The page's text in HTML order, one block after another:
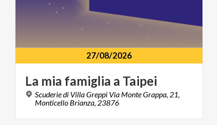
27/08/2026
La mia famiglia a Taipei
Scuderie di Villa Greppi Via Monte Grappa, 21,
Monticello Brianza, 23876